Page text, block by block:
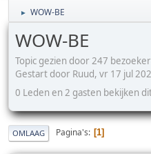
► WOW-BE
WOW-BE
Topic gezien door 247
Gestart door Ruud, vr 17 jul
0 Leden en 2 gasten bekijken
OMLAAG Pagina's 1